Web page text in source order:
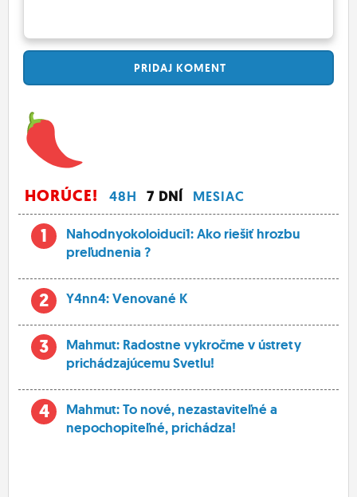
PRIDAJ KOMENT
HORÚCE! 48H 7 DNÍ MESIAC
1
Nahodnyokoloiduci1: Ako riešiť hrozbu
preľudnenia ?
2 Y4nn4: Venované K
3
Mahmut: Radostne vykročme v ústrety
prichádzajúcemu Svetlu!
4
Mahmut: To nové, nezastaviteľné a
nepochopiteľné, prichádza!